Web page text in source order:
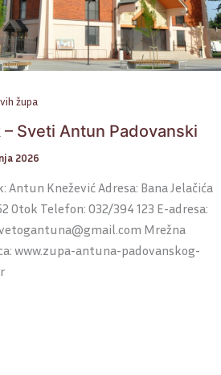
župa
– Sveti Antun Padovanski
2026
Antun Knežević Adresa: Bana Jelačića
Otok Telefon: 032/394 123 E-adresa:
Mrežna
www.zupa-antuna-padovanskog-